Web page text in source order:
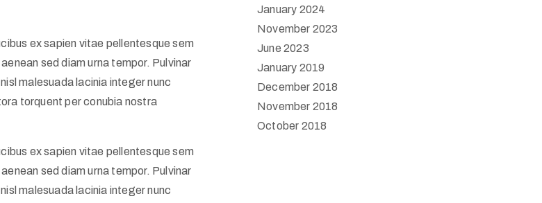
ex sapien vitae pellentesque sem
sed diam urna tempor. Pulvinar
malesuada lacinia integer nunc
torquent per conubia nostra
ex sapien vitae pellentesque sem
sed diam urna tempor. Pulvinar
malesuada lacinia integer nunc
January 2024
November 2023
June 2023
January 2019
December 2018
November 2018
October 2018